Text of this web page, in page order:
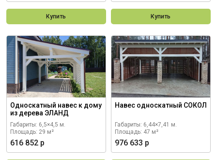
Купить Купить
Односкатный навес к дому
из дерева ЭЛАНД
Габариты: 6,5×4,5 м.
Площадь: 29 м²
616 852 р
Навес односкатный СОКОЛ
Габариты: 6,44×7,41 м.
Площадь: 47 м²
976 633 р